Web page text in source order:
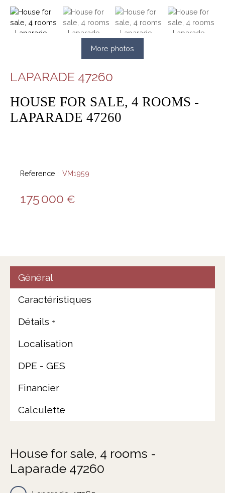
More photos
LAPARADE 47260
HOUSE FOR SALE, 4 ROOMS -
LAPARADE 47260
Reference : VM1959
175 000 €
Général
Caractéristiques
Détails +
Localisation
DPE - GES
Financier
Calculette
House for sale, 4 rooms -
Laparade 47260